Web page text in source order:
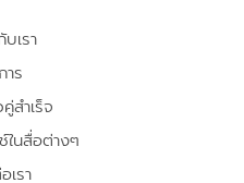
บเรา
าร
สำเร็จ
นสื่อต่างๆ
เรา